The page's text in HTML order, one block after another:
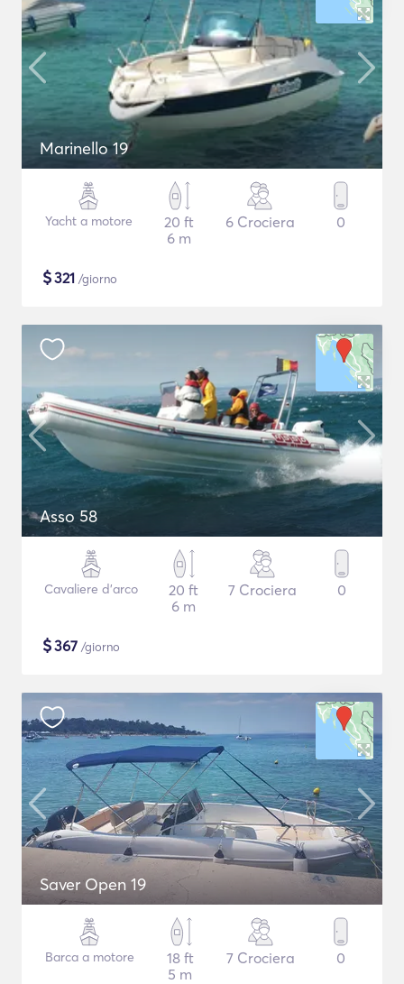
Marinello 19
Yacht a motore
20 ft
6 m
6 Crociera 0
$321 /giorno
Asso 58
Cavaliere d'arco
20 ft
6 m
7 Crociera 0
$367 /giorno
Saver Open 19
Barca a motore
18 ft
5 m
7 Crociera 0